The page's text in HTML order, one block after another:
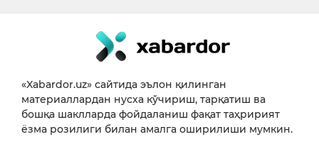
«Xabardor.uz» сайтида эълон қилинган
материаллардан нусха кўчириш, тарқатиш ва
бошқа шаклларда фойдаланиш фақат таҳририят
ёзма розилиги билан амалга оширилиши мумкин.